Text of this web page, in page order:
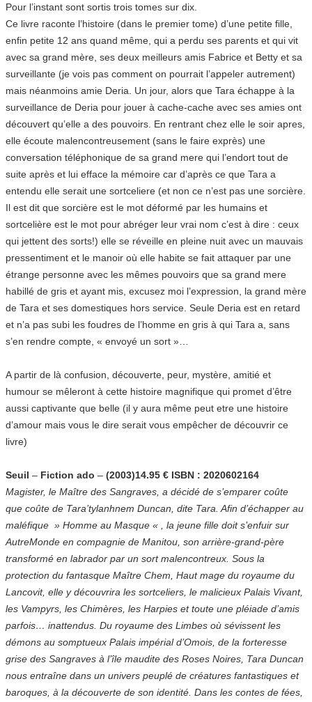
Pour l’instant sont sortis trois tomes sur dix.
Ce livre raconte l’histoire (dans le premier tome) d’une petite fille,
enfin petite 12 ans quand même, qui a perdu ses parents et qui vit
avec sa grand mère, ses deux meilleurs amis Fabrice et Betty et sa
surveillante (je vois pas comment on pourrait l’appeler autrement)
mais néanmoins amie Deria. Un jour, alors que Tara échappe à la
surveillance de Deria pour jouer à cache-cache avec ses amies ont
découvert qu’elle a des pouvoirs. En rentrant chez elle le soir apres,
elle écoute malencontreusement (sans le faire exprès) une
conversation téléphonique de sa grand mere qui l’endort tout de
suite après et lui efface la mémoire car d’après ce que Tara a
entendu elle serait une sortceliere (et non ce n’est pas une sorcière.
Il est dit que sorcière est le mot déformé par les humains et
sortcelière est le mot pour abréger leur vrai nom c’est à dire : ceux
qui jettent des sorts!) elle se réveille en pleine nuit avec un mauvais
pressentiment et le manoir où elle habite se fait attaquer par une
étrange personne avec les mêmes pouvoirs que sa grand mere
habillé de gris et ayant mis, excusez moi l’expression, la grand mère
de Tara et ses domestiques hors service. Seule Deria est en retard
et n’a pas subi les foudres de l’homme en gris à qui Tara a, sans
s’en rendre compte, « envoyé un sort »…
A partir de là confusion, découverte, peur, mystère, amitié et
humour se mêleront à cette histoire magnifique qui promet d’être
aussi captivante que belle (il y aura même peut etre une histoire
d’amour mais vous le dire serait vous empêcher de découvrir ce
livre)
Seuil – Fiction ado – (2003)14.95 € ISBN : 2020602164
Magister, le Maître des Sangraves, a décidé de s’emparer coûte
que coûte de Tara’tylanhnem Duncan, dite Tara. Afin d’échapper au
maléfique » Homme au Masque « , la jeune fille doit s’enfuir sur
AutreMonde en compagnie de Manitou, son arrière-grand-père
transformé en labrador par un sort malencontreux. Sous la
protection du fantasque Maître Chem, Haut mage du royaume du
Lancovit, elle y découvrira les sortceliers, le malicieux Palais Vivant,
les Vampyrs, les Chimères, les Harpies et toute une pléiade d’amis
parfois… inattendus. Du royaume des Limbes où sévissent les
démons au somptueux Palais impérial d’Omois, de la forteresse
grise des Sangraves à l’île maudite des Roses Noires, Tara Duncan
nous entraîne dans un univers peuplé de créatures fantastiques et
baroques, à la découverte de son identité. Dans les contes de fées,